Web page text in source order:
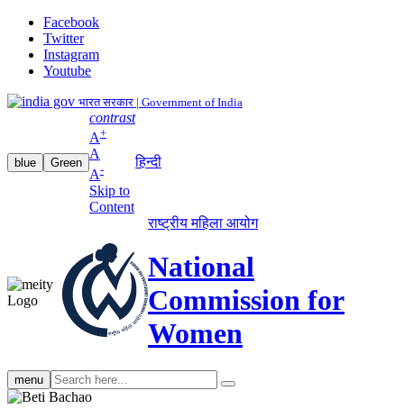
Facebook
Twitter
Instagram
Youtube
भारत सरकार | Government of India
blue Green
contrast
A+
A
A-
Skip to
Content
हिन्दी
राष्ट्रीय महिला आयोग
National
Commission for
Women
menu Search
search